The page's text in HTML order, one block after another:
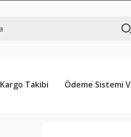
Kargo Takibi Ödeme Sistemi